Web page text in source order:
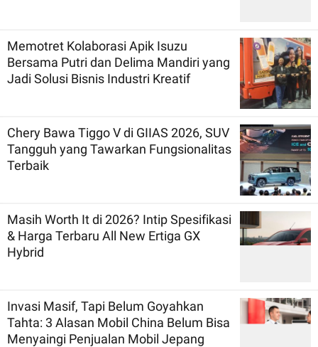
Memotret Kolaborasi Apik Isuzu
Bersama Putri dan Delima Mandiri yang
Jadi Solusi Bisnis Industri Kreatif
Chery Bawa Tiggo V di GIIAS 2026, SUV
Tangguh yang Tawarkan Fungsionalitas
Terbaik
Masih Worth It di 2026? Intip Spesifikasi
& Harga Terbaru All New Ertiga GX
Hybrid
Invasi Masif, Tapi Belum Goyahkan
Tahta: 3 Alasan Mobil China Belum Bisa
Menyaingi Penjualan Mobil Jepang